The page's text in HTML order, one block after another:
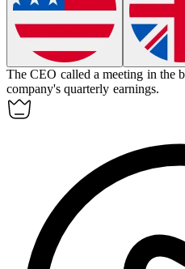
The CEO called a meeting in the
company's quarterly earnings.